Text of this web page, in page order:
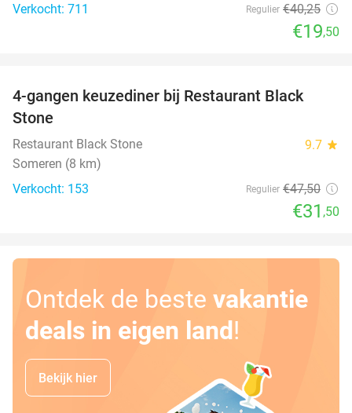
Verkocht: 711
Regulier €40,25
€19,50
34%
4-gangen keuzediner bij Restaurant Black
Stone
Restaurant Black Stone 9.7 star
Someren (8 km)
Verkocht: 153
Regulier €47,50
€31 ,50
Ontdek de beste vakantie
deals in eigen land!
Bekijk hier